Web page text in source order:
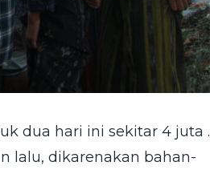
dua hari ini sekitar 4 juta .
lalu, dikarenakan bahan-